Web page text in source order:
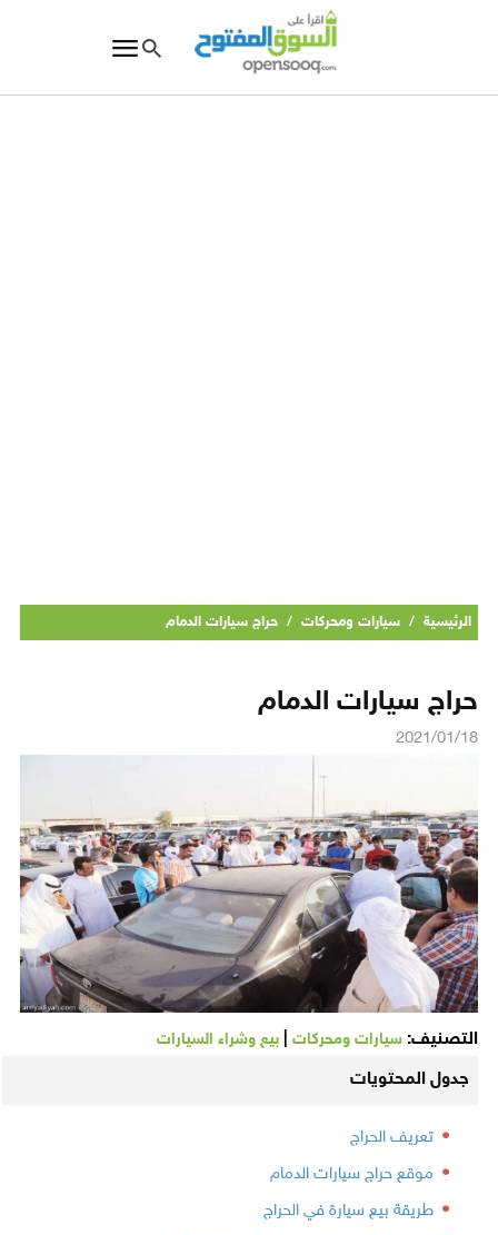
الرئيسية / سيارات ومحركات / حراج سيارات الدمام
حراج سيارات الدمام
2021/01/18
التصنيف: سيارات ومحركات| بيع وشراء السيارات
جدول المحتويات
تعريف الحراج
موقع حراج سيارات الدمام
طريقة بيع سيارة في الحراج